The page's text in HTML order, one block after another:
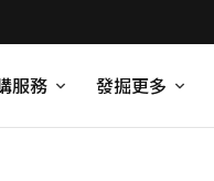
服務 發掘更多